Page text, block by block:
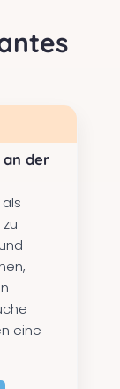
der
eine